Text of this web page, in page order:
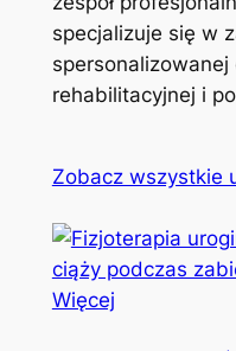
specjalizuje się w
rehabilitacyjnej i
Zobacz wszystkie
Więcej